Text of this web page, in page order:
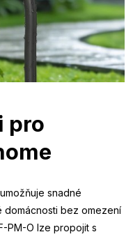
pro
snadné
domácnosti bez omezení
PM-O lze propojit s